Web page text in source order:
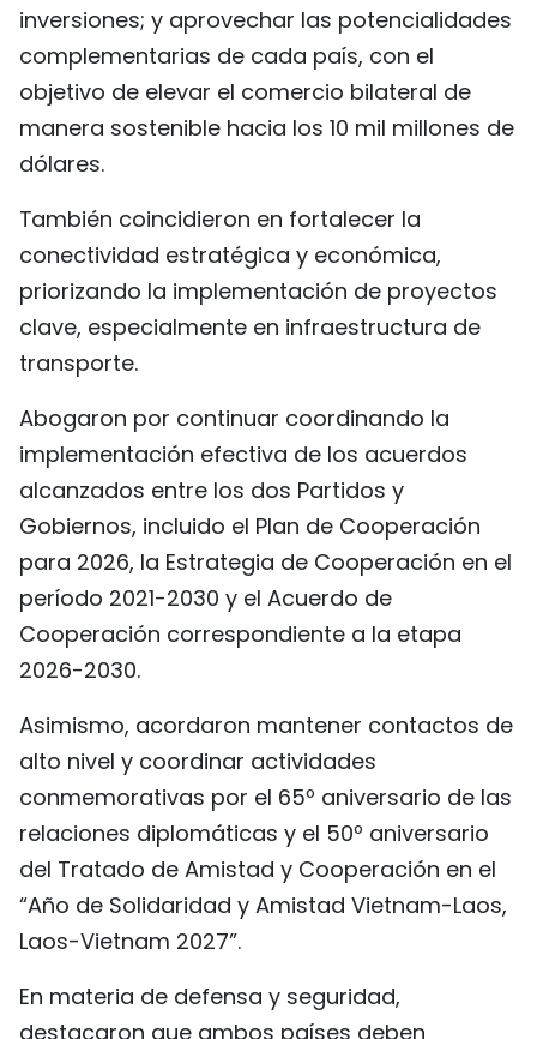
inversiones; y aprovechar las potencialidades
complementarias de cada país, con el
objetivo de elevar el comercio bilateral de
manera sostenible hacia los 10 mil millones de
dólares.
También coincidieron en fortalecer la
conectividad estratégica y económica,
priorizando la implementación de proyectos
clave, especialmente en infraestructura de
transporte.
Abogaron por continuar coordinando la
implementación efectiva de los acuerdos
alcanzados entre los dos Partidos y
Gobiernos, incluido el Plan de Cooperación
para 2026, la Estrategia de Cooperación en el
período 2021-2030 y el Acuerdo de
Cooperación correspondiente a la etapa
2026-2030.
Asimismo, acordaron mantener contactos de
alto nivel y coordinar actividades
conmemorativas por el 65º aniversario de las
relaciones diplomáticas y el 50º aniversario
del Tratado de Amistad y Cooperación en el
“Año de Solidaridad y Amistad Vietnam-Laos,
Laos-Vietnam 2027”.
En materia de defensa y seguridad,
destacaron que ambos países deben